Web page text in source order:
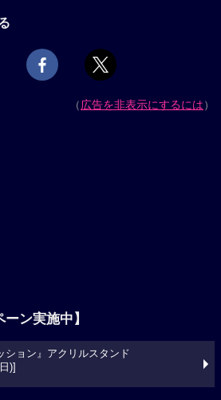
（広告を非表示にするには）
ン実施中】
ション』アクリルスタンド
)]